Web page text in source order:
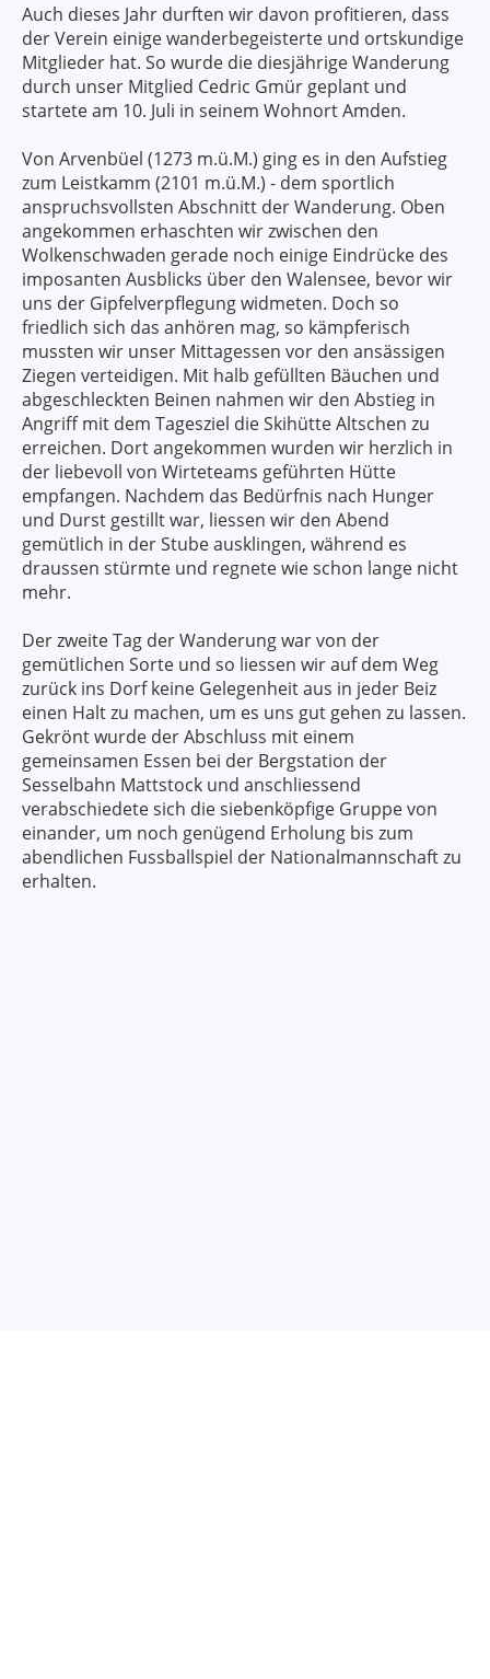
Auch dieses Jahr durften wir davon profitieren, dass
der Verein einige wanderbegeisterte und ortskundige
Mitglieder hat. So wurde die diesjährige Wanderung
durch unser Mitglied Cedric Gmür geplant und
startete am 10. Juli in seinem Wohnort Amden.
Von Arvenbüel (1273 m.ü.M.) ging es in den Aufstieg
zum Leistkamm (2101 m.ü.M.) - dem sportlich
anspruchsvollsten Abschnitt der Wanderung. Oben
angekommen erhaschten wir zwischen den
Wolkenschwaden gerade noch einige Eindrücke des
imposanten Ausblicks über den Walensee, bevor wir
uns der Gipfelverpflegung widmeten. Doch so
friedlich sich das anhören mag, so kämpferisch
mussten wir unser Mittagessen vor den ansässigen
Ziegen verteidigen. Mit halb gefüllten Bäuchen und
abgeschleckten Beinen nahmen wir den Abstieg in
Angriff mit dem Tagesziel die Skihütte Altschen zu
erreichen. Dort angekommen wurden wir herzlich in
der liebevoll von Wirteteams geführten Hütte
empfangen. Nachdem das Bedürfnis nach Hunger
und Durst gestillt war, liessen wir den Abend
gemütlich in der Stube ausklingen, während es
draussen stürmte und regnete wie schon lange nicht
mehr.
Der zweite Tag der Wanderung war von der
gemütlichen Sorte und so liessen wir auf dem Weg
zurück ins Dorf keine Gelegenheit aus in jeder Beiz
einen Halt zu machen, um es uns gut gehen zu lassen.
Gekrönt wurde der Abschluss mit einem
gemeinsamen Essen bei der Bergstation der
Sesselbahn Mattstock und anschliessend
verabschiedete sich die siebenköpfige Gruppe von
einander, um noch genügend Erholung bis zum
abendlichen Fussballspiel der Nationalmannschaft zu
erhalten.